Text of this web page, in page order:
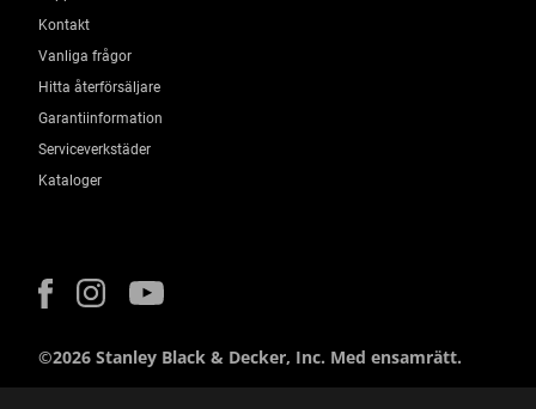
Kontakt
Vanliga frågor
Hitta återförsäljare
Garantiinformation
Serviceverkstäder
Kataloger
©2026 Stanley Black & Decker, Inc. Med ensamrätt.